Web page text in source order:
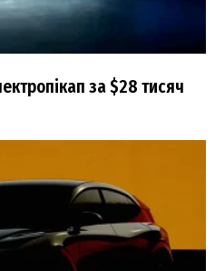
за $28 тисяч